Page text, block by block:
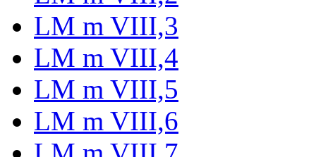
LM m VIII,3
LM m VIII,4
LM m VIII,5
LM m VIII,6